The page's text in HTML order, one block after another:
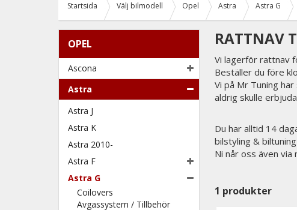
Startsida Välj bilmodell Opel Astra Astra G
OPEL
Ascona
Astra
Astra J
Astra K
Astra 2010-
Astra F
Astra G
Coilovers
Avgassystem / Tillbehör
RATTNAV
Vi lagerför rattnav
Beställer du före
Vi på Mr Tuning
aldrig skulle
Du har alltid 14
bilstyling &
Ni når oss även via
1 produkter